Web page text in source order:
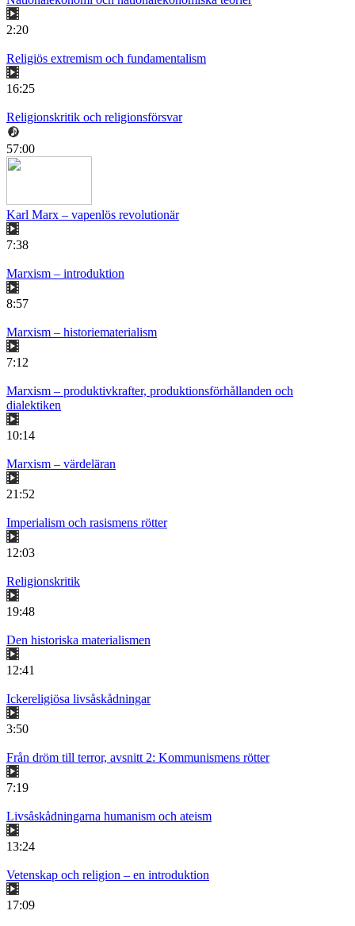
2:20
Religiös extremism och fundamentalism
16:25
Religionskritik och religionsförsvar
57:00
Karl Marx – vapenlös revolutionär
7:38
Marxism – introduktion
8:57
Marxism – historiematerialism
7:12
Marxism – produktivkrafter, produktionsförhållanden och
dialektiken
10:14
Marxism – värdeläran
21:52
Imperialism och rasismens rötter
12:03
Religionskritik
19:48
Den historiska materialismen
12:41
Ickereligiösa livsåskådningar
3:50
Från dröm till terror, avsnitt 2: Kommunismens rötter
7:19
Livsåskådningarna humanism och ateism
13:24
Vetenskap och religion – en introduktion
17:09